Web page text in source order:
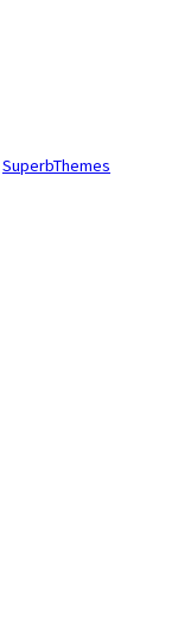
SuperbThemes